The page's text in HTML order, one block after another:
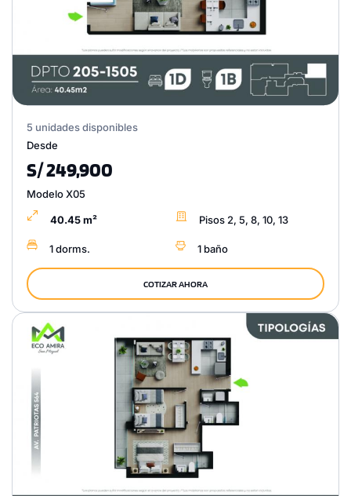
5 unidades disponibles
Desde
S/ 249,900
Modelo X05
40.45 m² Pisos 2, 5, 8, 10, 13
1 dorms. 1 baño
COTIZAR AHORA